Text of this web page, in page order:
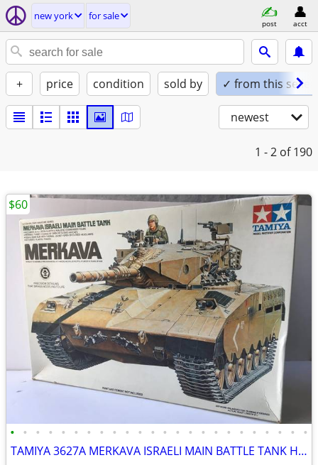
new york for sale
post acct
+ price condition sold by ✓ from this seller
newest
1 - 2 of 190
• • • • • • • • • • • • • • • • • • • • • • • •
TAMIYA 3627A MERKAVA ISRAELI MAIN BATTLE TANK HIGH DETAIL SCALE MODEL
$60